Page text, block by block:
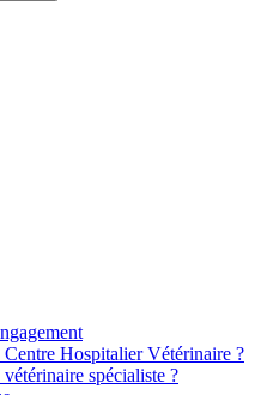
Centre Hospitalier Vétérinaire ?
vétérinaire spécialiste ?